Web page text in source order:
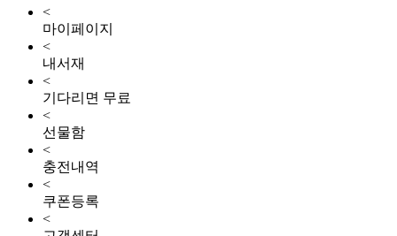
<
마이페이지
<
내서재
<
기다리면 무료
<
선물함
<
충전내역
<
쿠폰등록
<